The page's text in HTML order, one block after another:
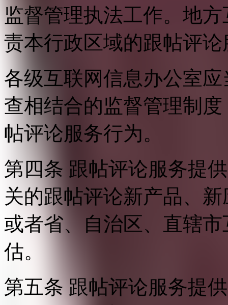
监督管理执法工作。地
责本行政区域的跟帖评
各级互联网信息办公室
查相结合的监督管理制
帖评论服务行为。
第四条 跟帖评论服务提
关的跟帖评论新产品、
或者省、自治区、直辖
估。
第五条 跟帖评论服务提